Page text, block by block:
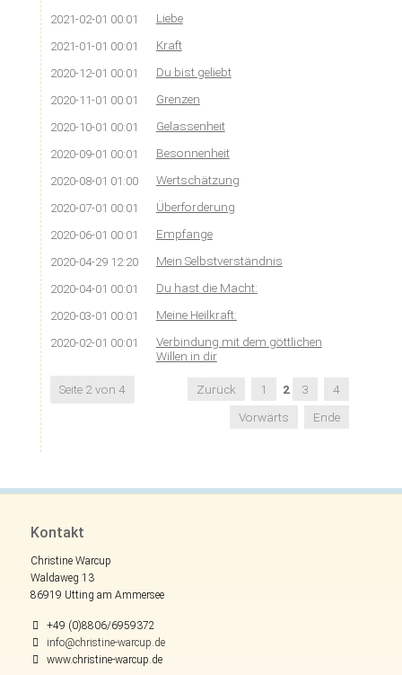
2021-02-01 00:01 Liebe
2021-01-01 00:01 Kraft
2020-12-01 00:01 Du bist geliebt
2020-11-01 00:01 Grenzen
2020-10-01 00:01 Gelassenheit
2020-09-01 00:01 Besonnenheit
2020-08-01 01:00 Wertschätzung
2020-07-01 00:01 Überforderung
2020-06-01 00:01 Empfange
2020-04-29 12:20 Mein Selbstverständnis
2020-04-01 00:01 Du hast die Macht:
2020-03-01 00:01 Meine Heilkraft:
2020-02-01 00:01
Verbindung mit dem göttlichen
Willen in dir
Seite 2 von 4 Zurück 1 2 3
4
Vorwärts
Ende
Kontakt
Christine Warcup
Waldaweg 13
86919 Utting am Ammersee
+49 (0)8806/6959372
info@christine-warcup.de
www.christine-warcup.de